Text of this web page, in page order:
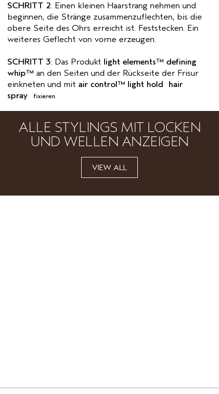
SCHRITT 2: Einen kleinen Haarstrang nehmen und
beginnen, die Stränge zusammenzuflechten, bis die
obere Seite des Ohrs erreicht ist. Feststecken. Ein
weiteres Geflecht von vorne erzeugen.
SCHRITT 3: Das Produkt light elements™ defining
whip™ an den Seiten und der Rückseite der Frisur
einkneten und mit air control™ light hold hair
spray
fixieren.
ALLE STYLINGS MIT LOCKEN
UND WELLEN ANZEIGEN
VIEW ALL